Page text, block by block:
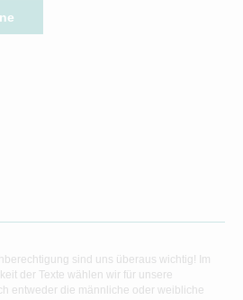
sind uns überaus wichtig! Im
der Texte wählen wir für unsere
entweder die männliche oder weibliche